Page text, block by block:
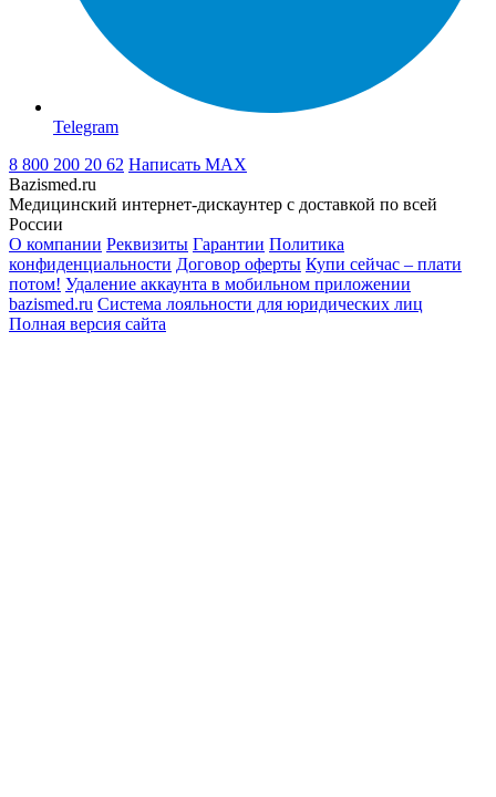
Telegram
8 800 200 20 62 Написать MAX
Bazismed.ru
Медицинский интернет-дискаунтер с доставкой по всей
России
О компании Реквизиты Гарантии Политика
конфиденциальности Договор оферты Купи сейчас – плати
потом! Удаление аккаунта в мобильном приложении
bazismed.ru Система лояльности для юридических лиц
Полная версия сайта